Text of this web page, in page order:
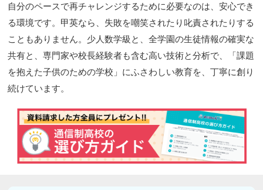
自分のペースで再チャレンジするために必要なのは、安心でき
る環境です。甲英なら、失敗を嘲笑されたり叱責されたりする
こともありません。少人数学級と、全学園の生徒情報の確実な
共有と、専門家や校長経験者も含む高い技術と分析で、「課題
を抱えた子供のための学校」にふさわしい教育を、丁寧に創り
続けています。